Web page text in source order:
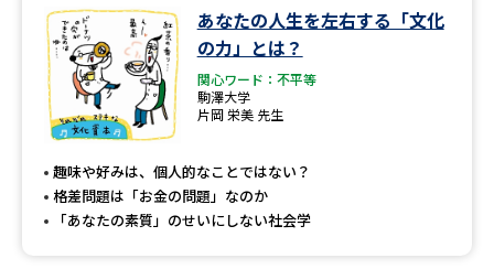
オープンキャンパス検索 実施プログラムから探す
来場型・Web型イベント特集 夢ナビライブ
受験準備
あなたの人生を左右する「文化
の力」とは？
関心ワード：不平等
駒澤大学
片岡 栄美 先生
趣味や好みは、個人的なことではない？
格差問題は「お金の問題」なのか
「あなたの素質」のせいにしない社会学